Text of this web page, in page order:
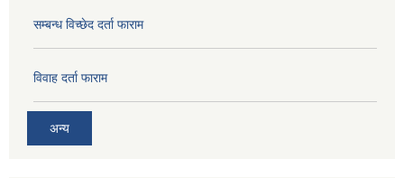
सम्बन्ध विच्छेद दर्ता फाराम
विवाह दर्ता फाराम
अन्य